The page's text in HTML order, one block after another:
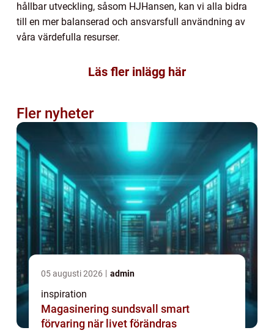
hållbar utveckling, såsom HJHansen, kan vi alla bidra
till en mer balanserad och ansvarsfull användning av
våra värdefulla resurser.
Läs fler inlägg här
Fler nyheter
05 augusti 2026 admin
inspiration
Magasinering sundsvall smart
förvaring när livet förändras